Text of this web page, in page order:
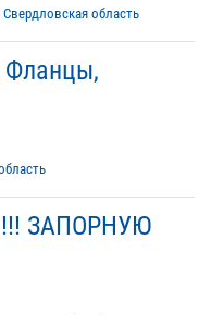
Свердловская область
Фланцы,
!!! ЗАПОРНУЮ